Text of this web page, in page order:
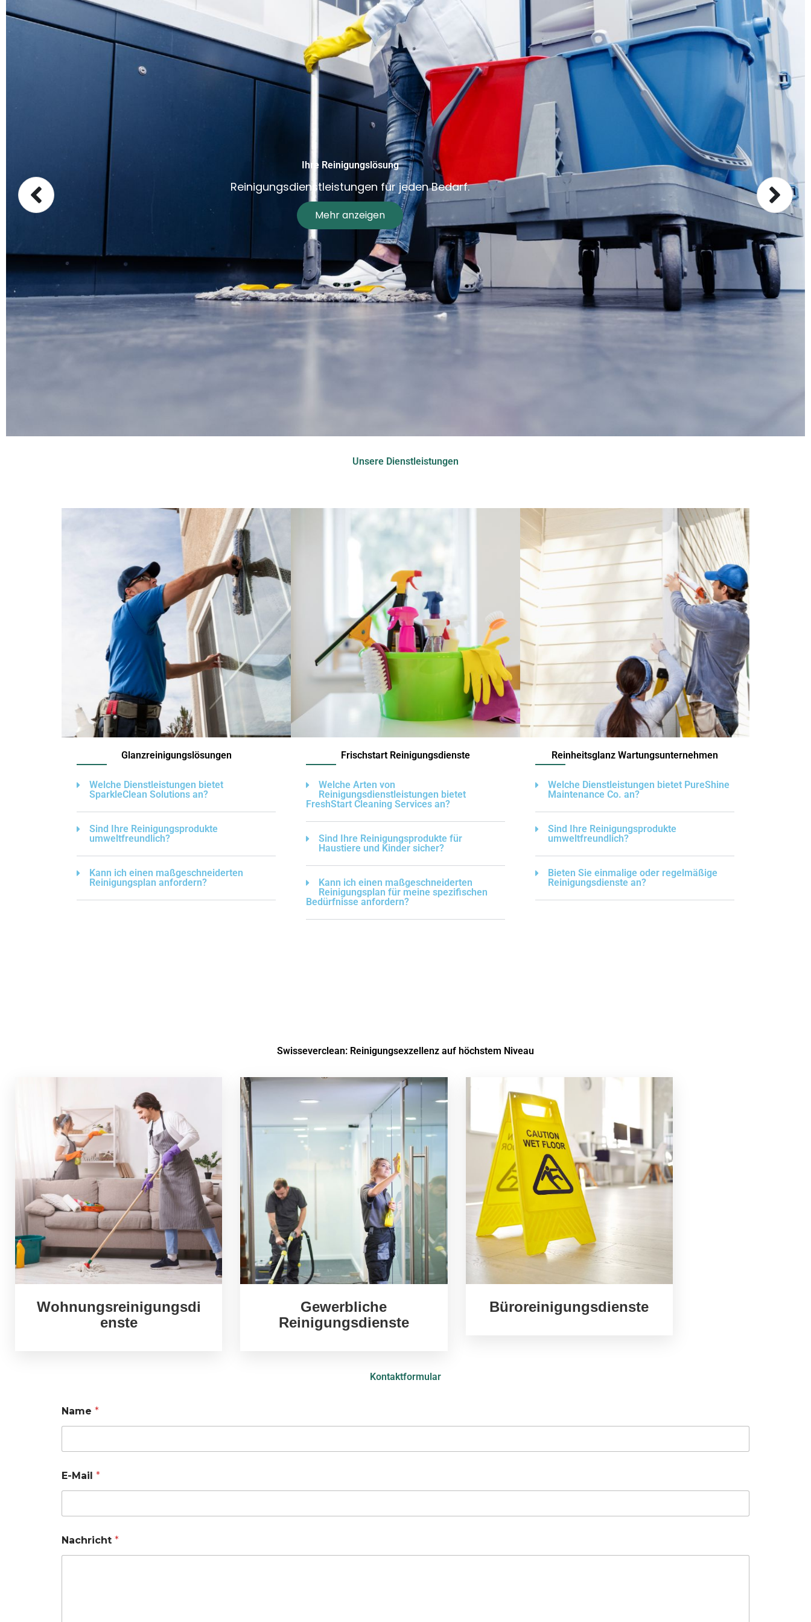
Ihre Reinigungslösung
Reinigungsdienstleistungen für jeden Bedarf.
Mehr anzeigen
Unsere Dienstleistungen
Glanzreinigungslösungen
Welche Dienstleistungen bietet
SparkleClean Solutions an?
Sind Ihre Reinigungsprodukte
umweltfreundlich?
Kann ich einen maßgeschneiderten
Reinigungsplan anfordern?
Frischstart Reinigungsdienste
Welche Arten von
Reinigungsdienstleistungen bietet
FreshStart Cleaning Services an?
Sind Ihre Reinigungsprodukte für
Haustiere und Kinder sicher?
Kann ich einen maßgeschneiderten
Reinigungsplan für meine spezifischen
Bedürfnisse anfordern?
Reinheitsglanz Wartungsunternehmen
Welche Dienstleistungen bietet PureShine
Maintenance Co. an?
Sind Ihre Reinigungsprodukte
umweltfreundlich?
Bieten Sie einmalige oder regelmäßige
Reinigungsdienste an?
Swisseverclean: Reinigungsexzellenz auf höchstem Niveau
Wohnungsreinigungsdi
enste
Gewerbliche
Reinigungsdienste
Büroreinigungsdienste
Kontaktformular
Name *
E-Mail *
Nachricht *